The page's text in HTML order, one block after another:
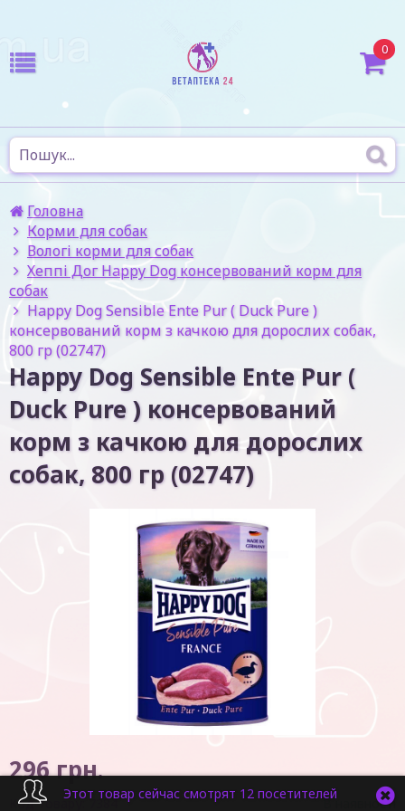
0
Головна
Корми для собак
Вологі корми для собак
Хеппі Дог Happy Dog консервований корм для
собак
Happy Dog Sensible Ente Pur ( Duck Pure )
консервований корм з качкою для дорослих собак,
800 гр (02747)
Happy Dog Sensible Ente Pur (
Duck Pure ) консервований
корм з качкою для дорослих
собак, 800 гр (02747)
296грн.
Код товару: 7384 В наявності
Этот товар сейчас смотрят 12 посетителей